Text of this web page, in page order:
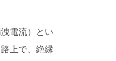
電流）とい
上で、絶縁